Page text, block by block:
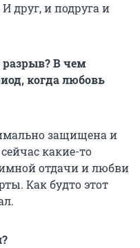
друг, и подруга и
В чем
когда любовь
защищена и
какие-то
отдачи и любви
Как будто этот